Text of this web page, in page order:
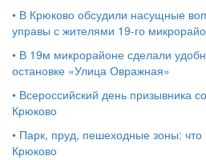
• В Крюково обсудили насущные
управы с жителями 19‑го
• В 19м микрорайоне сделали
остановке «Улица Овражная»
• Всероссийский день призывника
Крюково
• Парк, пруд, пешеходные зоны: что
Крюково